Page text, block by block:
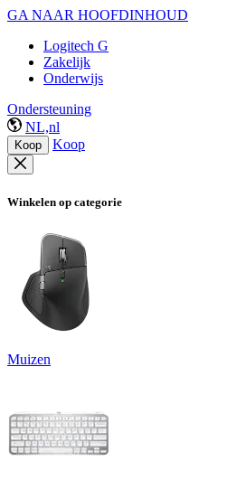
GA NAAR HOOFDINHOUD
Logitech G
Zakelijk
Onderwijs
Ondersteuning
NL,nl
Koop Koop
Winkelen op categorie
Muizen